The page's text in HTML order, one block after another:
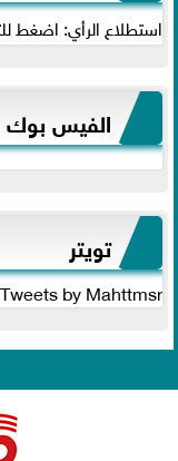
استطلاع الرأي: اضغط
الفيس بوك
تويتر
Tweets by Mahttmsr